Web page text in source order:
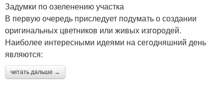
Заборчики для сада
Руки для сада
Задумки по озеленению участка
В первую очередь приследует подумать о создании
оригинальных цветников или живых изгородей.
Наиболее интересными идеями на сегодняшний день
являются:
читать дальше →